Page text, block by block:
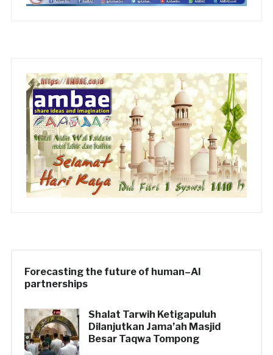
Forecasting the future of human–AI
partnerships
Shalat Tarwih Ketigapuluh
Dilanjutkan Jama’ah Masjid
Besar Taqwa Tompong